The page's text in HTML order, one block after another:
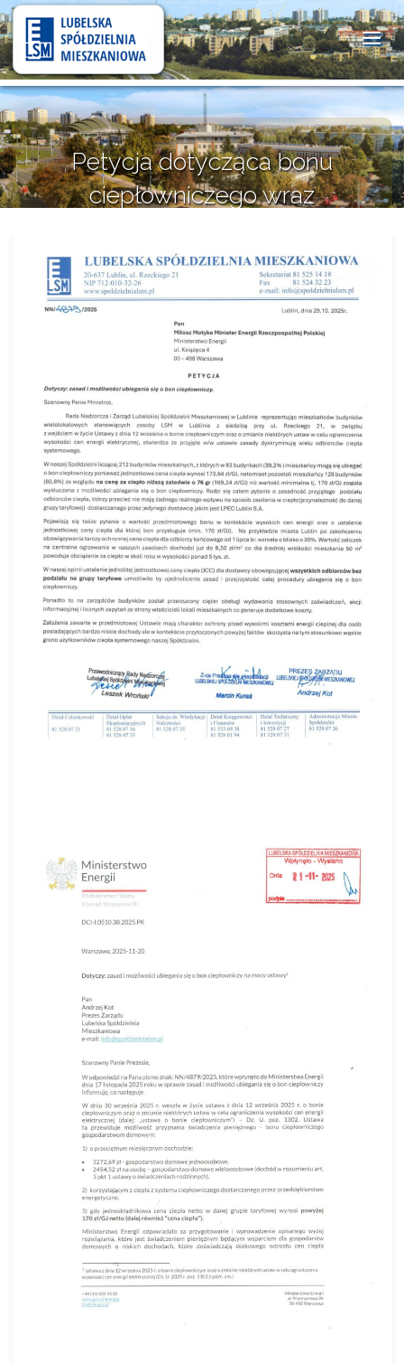
Lubelska
Spółdzielnia
Mieszkaniowa
Petycja dotycząca bonu
ciepłowniczego wraz
Energii